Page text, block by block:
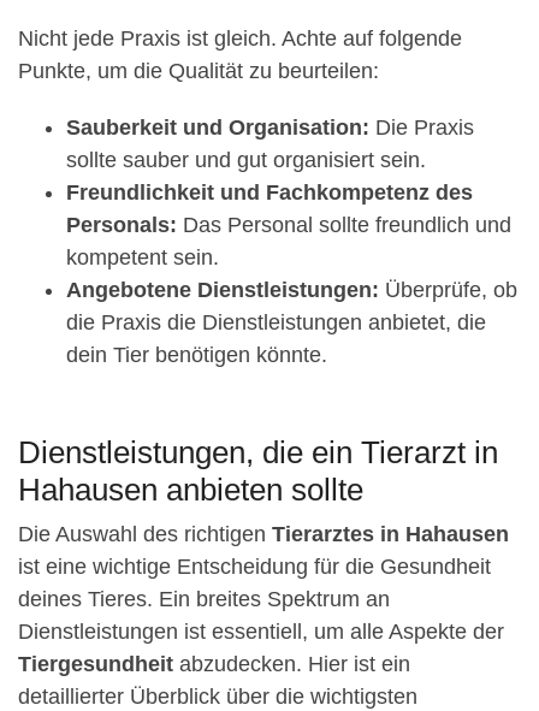
Nicht jede Praxis ist gleich. Achte auf folgende
Punkte, um die Qualität zu beurteilen:
Sauberkeit und Organisation: Die Praxis
sollte sauber und gut organisiert sein.
Freundlichkeit und Fachkompetenz des
Personals: Das Personal sollte freundlich und
kompetent sein.
Angebotene Dienstleistungen: Überprüfe, ob
die Praxis die Dienstleistungen anbietet, die
dein Tier benötigen könnte.
Dienstleistungen, die ein Tierarzt in
Hahausen anbieten sollte
Die Auswahl des richtigen Tierarztes in Hahausen
ist eine wichtige Entscheidung für die Gesundheit
deines Tieres. Ein breites Spektrum an
Dienstleistungen ist essentiell, um alle Aspekte der
Tiergesundheit abzudecken. Hier ist ein
detaillierter Überblick über die wichtigsten